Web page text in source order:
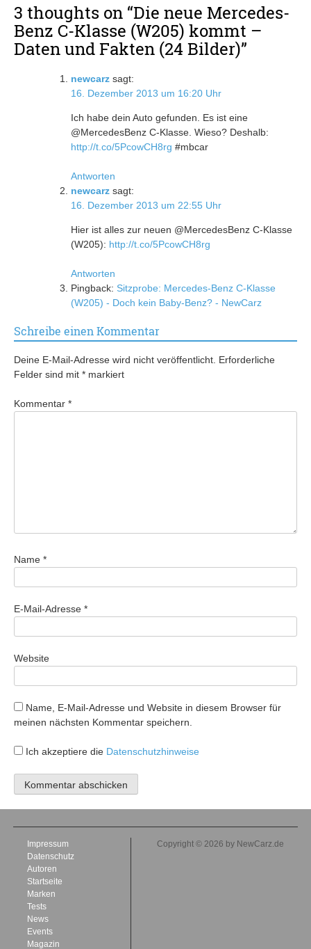
3 thoughts on “Die neue Mercedes-
Benz C-Klasse (W205) kommt –
Daten und Fakten (24 Bilder)”
newcarz sagt:
16. Dezember 2013 um 16:20 Uhr
Ich habe dein Auto gefunden. Es ist eine
@MercedesBenz C-Klasse. Wieso? Deshalb:
http://t.co/5PcowCH8rg #mbcar
Antworten
newcarz sagt:
16. Dezember 2013 um 22:55 Uhr
Hier ist alles zur neuen @MercedesBenz C-Klasse
(W205): http://t.co/5PcowCH8rg
Antworten
Pingback: Sitzprobe: Mercedes-Benz C-Klasse
(W205) - Doch kein Baby-Benz? - NewCarz
Schreibe einen Kommentar
Deine E-Mail-Adresse wird nicht veröffentlicht. Erforderliche
Felder sind mit * markiert
Kommentar *
Name *
E-Mail-Adresse *
Website
Name, E-Mail-Adresse und Website in diesem Browser für
meinen nächsten Kommentar speichern.
Ich akzeptiere die Datenschutzhinweise
Impressum
Datenschutz
Autoren
Startseite
Marken
Tests
News
Events
Magazin
Copyright © 2026 by NewCarz.de